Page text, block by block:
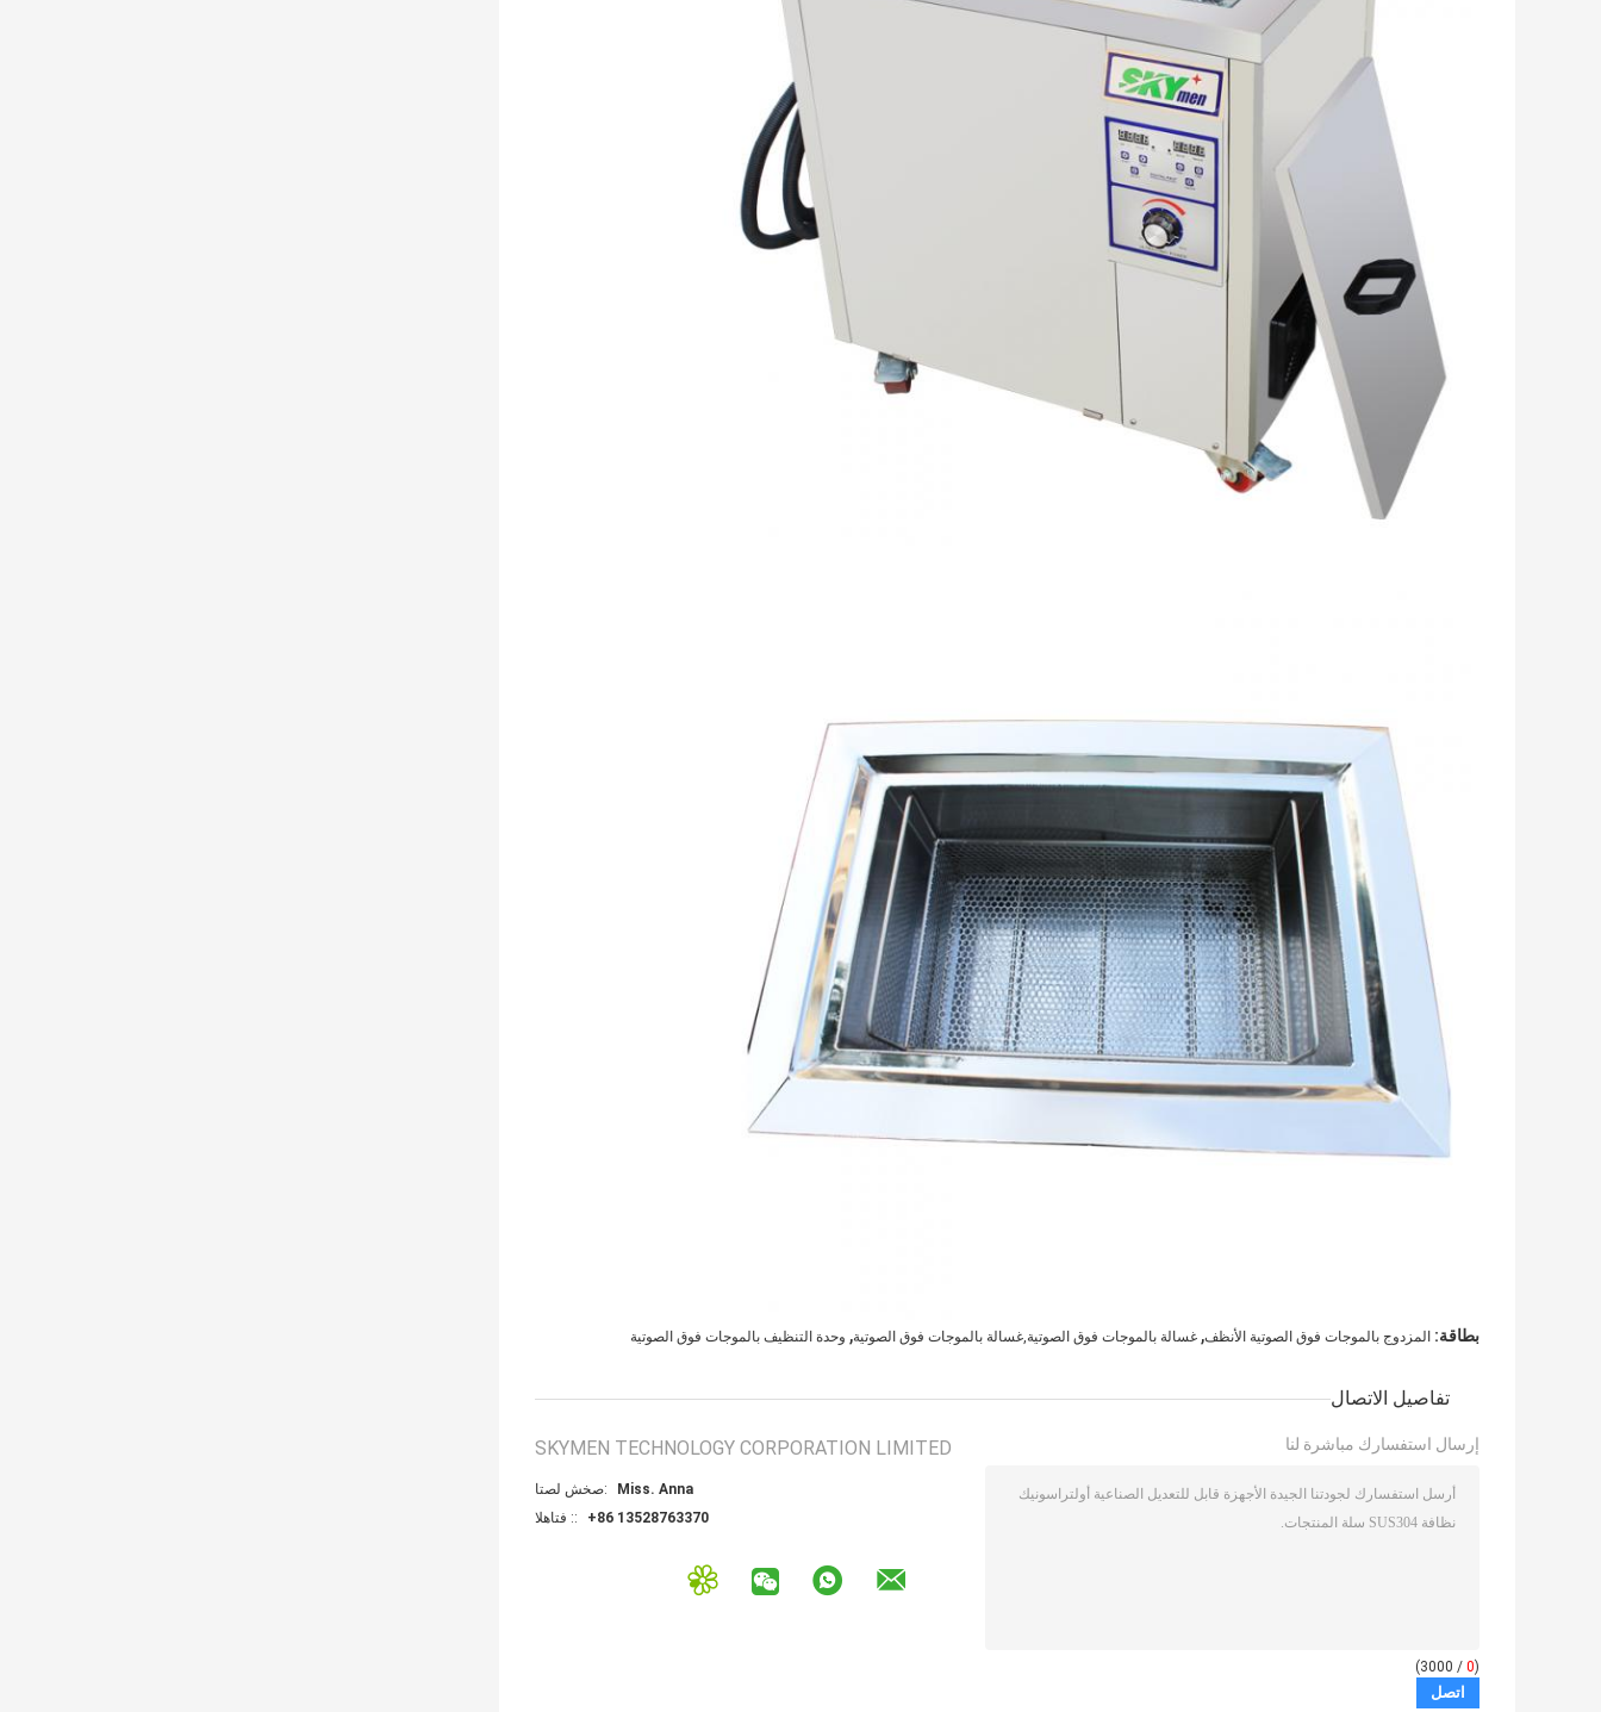
بطاقة: المزدوج بالموجات فوق الصوتية الأنظف, غسالة بالموجات فوق الصوتية,غسالة بالموجات فوق الصوتية, وحدة التنظيف بالموجات فوق الصوتية
تفاصيل الاتصال
SKYMEN TECHNOLOGY CORPORATION LIMITED
اتصل شخص:
Miss. Anna
الهاتف ::
+86 13528763370
إرسال استفسارك مباشرة لنا
(
0
/ 3000)